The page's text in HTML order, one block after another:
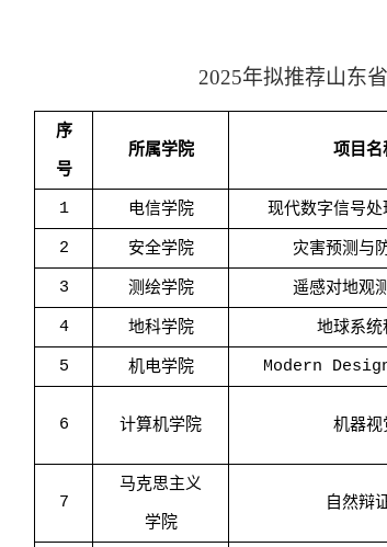
2025年拟推荐山东
序
号
所属学院 项目名
1 电信学院 现代数字信号处
2 安全学院 灾害预测与
3 测绘学院 遥感对地观
4 地科学院 地球系统
5 机电学院 Modern
6 计算机学院 机器视
7
马克思主义
学院
自然辩